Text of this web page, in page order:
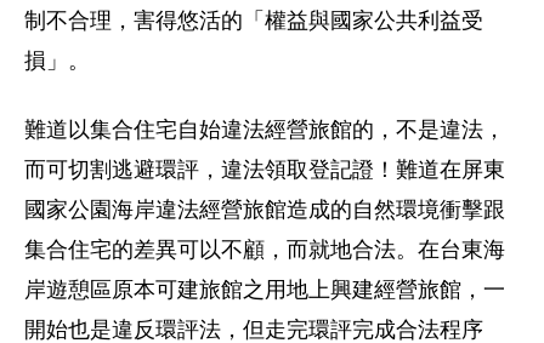
制不合理，害得悠活的「權益與國家公共利益受
損」。
難道以集合住宅自始違法經營旅館的，不是違法，
而可切割逃避環評，違法領取登記證！難道在屏東
國家公園海岸違法經營旅館造成的自然環境衝擊跟
集合住宅的差異可以不顧，而就地合法。在台東海
岸遊憩區原本可建旅館之用地上興建經營旅館，一
開始也是違反環評法，但走完環評完成合法程序